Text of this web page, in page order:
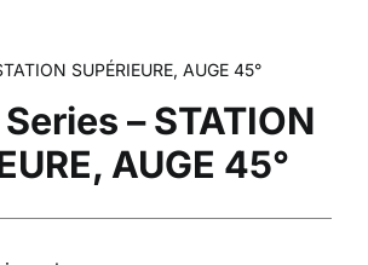
SUPÉRIEURE, AUGE 45°
– STATION
AUGE 45°